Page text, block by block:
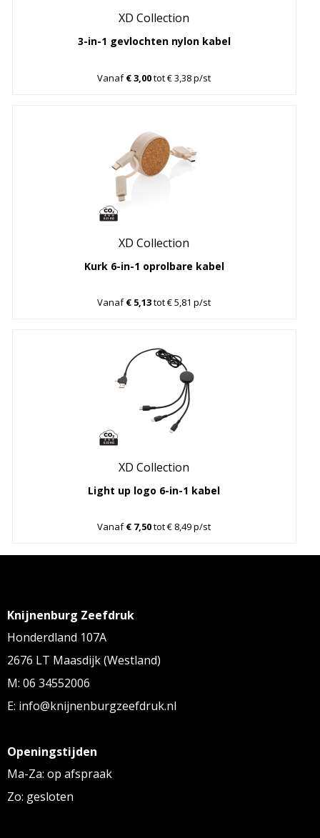
XD Collection
3-in-1 gevlochten nylon kabel
Vanaf€ 3,00tot € 3,38 p/st
XD Collection
Kurk 6-in-1 oprolbare kabel
Vanaf€ 5,13tot € 5,81 p/st
XD Collection
Light up logo 6-in-1 kabel
Vanaf€ 7,50tot € 8,49 p/st
Knijnenburg Zeefdruk
Honderdland 107A
2676 LT Maasdijk (Westland)
M: 06 34552006
E: info@knijnenburgzeefdruk.nl
Openingstijden
Ma-Za: op afspraak
Zo: gesloten